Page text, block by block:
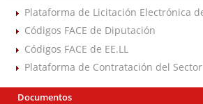
Plataforma de Licitación Electrónica
Códigos FACE de Diputación
Códigos FACE de EE.LL
Plataforma de Contratación del
Documentos